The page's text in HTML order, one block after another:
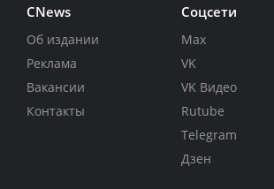
CNews
Об издании
Реклама
Вакансии
Контакты
Соцсети
Max
VK
VK Видео
Rutube
Telegram
Дзен